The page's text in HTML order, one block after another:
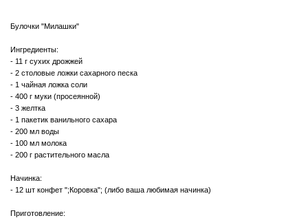
Булочки "Милашки"
Ингредиенты:
- 11 г сухих дрожжей
- 2 столовые ложки сахарного песка
- 1 чайная ложка соли
- 400 г муки (просеянной)
- 3 желтка
- 1 пакетик ванильного сахара
- 200 мл воды
- 100 мл молока
- 200 г растительного масла
Начинка:
- 12 шт конфет ";Коровка"; (либо ваша любимая начинка)
Приготовление: